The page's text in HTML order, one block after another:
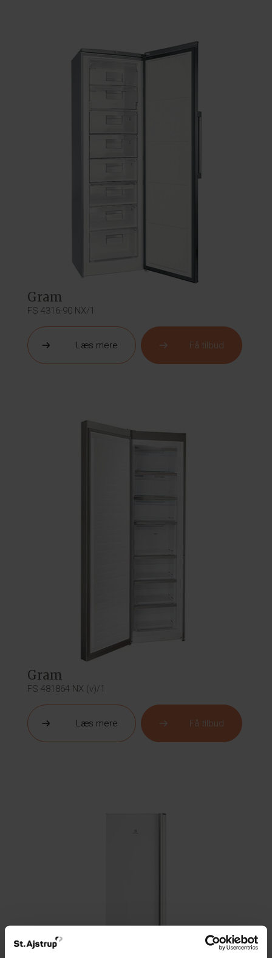
Gram
FS 4316-90 NX/1
Læs mere Få tilbud
Gram
FS 481864 NX (v)/1
Læs mere Få tilbud